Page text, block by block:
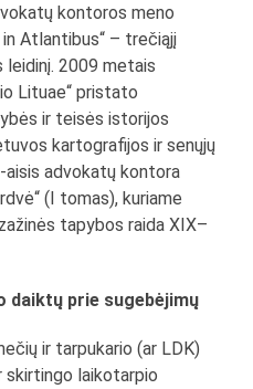
kontoros meno
Atlantibus“ – trečiąjį
leidinį. 2009 metais
Lituae“ pristato
ir teisės istorijos
kartografijos ir senųjų
aisis advokatų kontora
(I tomas), kuriame
tapybos raida XIX–
daiktų prie sugebėjimų
ir tarpukario (ar LDK)
skirtingo laikotarpio